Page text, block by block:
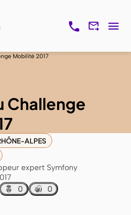
Mobilité 2017
Challenge
ALPES
expert Symfony
0 0